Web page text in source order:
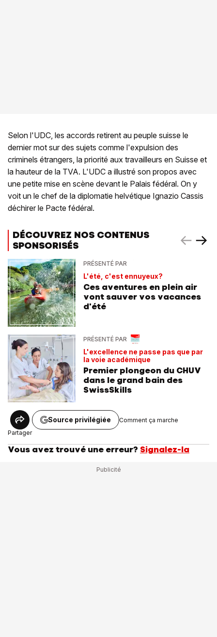
Selon l'UDC, les accords retirent au peuple suisse le
dernier mot sur des sujets comme l'expulsion des
criminels étrangers, la priorité aux travailleurs en Suisse et
la hauteur de la TVA. L'UDC a illustré son propos avec
une petite mise en scène devant le Palais fédéral. On y
voit un le chef de la diplomatie helvétique Ignazio Cassis
déchirer le Pacte fédéral.
DÉCOUVREZ NOS CONTENUS
SPONSORISÉS
PRÉSENTÉ PAR
L'été, c'est ennuyeux?
Ces aventures en plein air
vont sauver vos vacances
d'été
PRÉSENTÉ PAR
L'excellence ne passe pas que par
la voie académique
Premier plongeon du CHUV
dans le grand bain des
SwissSkills
Partager
Source privilégiée Comment ça marche
Vous avez trouvé une erreur? Signalez-la